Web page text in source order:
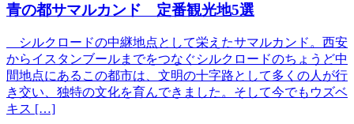
青の都サマルカンド 定番観光地5選
シルクロードの中継地点として栄えたサマルカンド。西安
からイスタンブールまでをつなぐシルクロードのちょうど中
間地点にあるこの都市は、文明の十字路として多くの人が行
き交い、独特の文化を育んできました。そして今でもウズベ
キス […]